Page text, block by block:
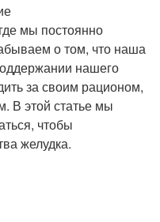
мы постоянно
о том, что наша
нашего
за своим рационом,
В этой статье мы
чтобы
желудка.